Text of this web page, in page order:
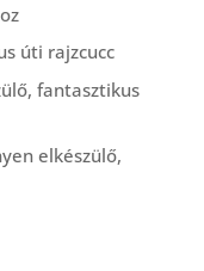
úti rajzcucc
fantasztikus
elkészülő,